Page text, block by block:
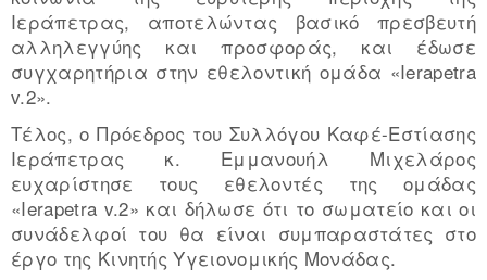
Ιεράπετρας, αποτελώντας βασικό πρεσβευτή
αλληλεγγύης και προσφοράς, και έδωσε
συγχαρητήρια στην εθελοντική ομάδα «Ierapetra
v.2».
Τέλος, ο Πρόεδρος του Συλλόγου Καφέ-Εστίασης
Ιεράπετρας κ. Εμμανουήλ Μιχελάρος
ευχαρίστησε τους εθελοντές της ομάδας
«Ierapetra v.2» και δήλωσε ότι το σωματείο και οι
συνάδελφοί του θα είναι συμπαραστάτες στο
έργο της Κινητής Υγειονομικής Μονάδας.